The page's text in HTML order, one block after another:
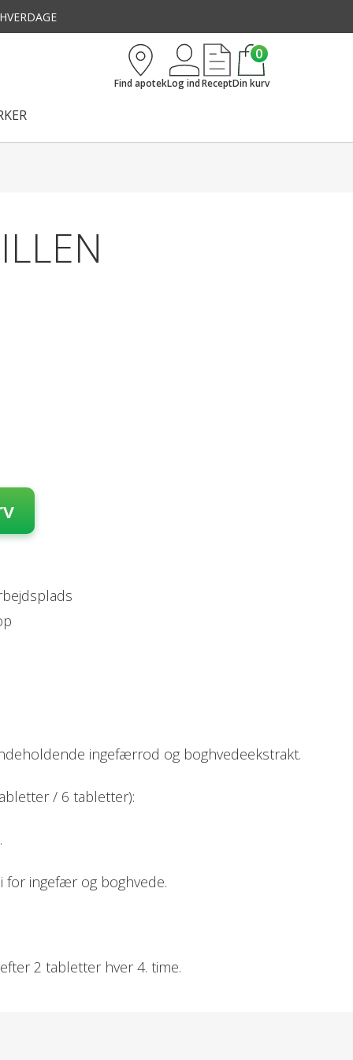
Find apotekLog indRecept
0
Din kurv
ingefærrod og boghvedeekstrakt.
/ 6 tabletter):
for ingefær og boghvede.
2 tabletter hver 4. time.